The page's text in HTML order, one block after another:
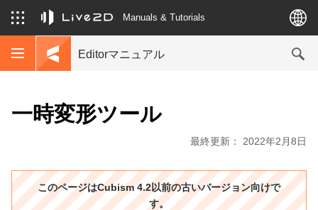
Manuals & Tutorials
Editorマニュアル
一時変形ツール
最終更新： 2022年2月8日
このページはCubism 4.2以前の古いバージョン向けで
す。